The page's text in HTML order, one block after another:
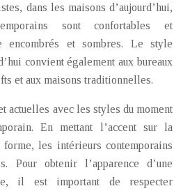
dans les maisons d’aujourd’hui,
sont confortables et
encombrés et sombres. Le style
convient également aux bureaux
et aux maisons traditionnelles.
actuelles avec les styles du moment
En mettant l’accent sur la
forme, les intérieurs contemporains
Pour obtenir l’apparence d’une
il est important de respecter